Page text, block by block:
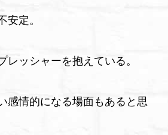
安定。
レッシャーを抱えている。
感情的になる場面もあると思